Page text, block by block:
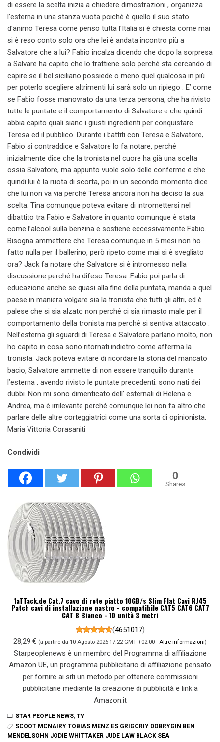
di essere la scelta inizia a chiedere dimostrazioni , organizza
l’esterna in una stanza vuota poiché è quello il suo stato
d’animo Teresa come penso tutta l’Italia si è chiesta come mai
si è reso conto solo ora che lei è andata incontro più a
Salvatore che a lui? Fabio incalza dicendo che dopo la sorpresa
a Salvare ha capito che lo trattiene solo perché sta cercando di
capire se il bel siciliano possiede o meno quel qualcosa in più
per poterlo scegliere altrimenti lui sarà solo un ripiego . E’ come
se Fabio fosse manovrato da una terza persona, che ha rivisto
tutte le puntate e il comportamento di Salvatore e che quindi
abbia capito quali siano i giusti ingredienti per conquistare
Teresa ed il pubblico. Durante i battiti con Teresa e Salvatore,
Fabio si contraddice e Salvatore lo fa notare, perché
inizialmente dice che la tronista nel cuore ha già una scelta
ossia Salvatore, ma appunto vuole solo delle conferme e che
quindi lui è la ruota di scorta, poi in un secondo momento dice
che lui non va via perchè Teresa ancora non ha deciso la sua
scelta. Tina comunque poteva evitare di intromettersi nel
dibattito tra Fabio e Salvatore in quanto comunque è stata
come l’alcool sulla benzina e sostiene eccessivamente Fabio.
Bisogna ammettere che Teresa comunque in 5 mesi non ho
fatto nulla per il ballerino, però ripeto come mai si è svegliato
ora? Jack fa notare che Salvatore si è intromesso nella
discussione perché ha difeso Teresa .Fabio poi parla di
educazione anche se quasi alla fine della puntata, manda a quel
paese in maniera volgare sia la tronista che tutti gli altri, ed è
palese che si sia alzato non perché ci sia rimasto male per il
comportamento della tronista ma perché si sentiva attaccato .
Nell’esterna gli sguardi di Teresa e Salvatore parlano molto, non
ho capito in cosa sono ritornati indietro come afferma la
tronista. Jack poteva evitare di ricordare la storia del mancato
bacio, Salvatore ammette di non essere tranquillo durante
l’esterna , avendo rivisto le puntate precedenti, sono nati dei
dubbi. Non mi sono dimenticato dell’ esternali di Helena e
Andrea, ma è irrilevante perché comunque lei non fa altro che
parlare delle altre corteggiatrici come una sorta di opinionista.
Maria Vittoria Corasaniti
Condividi
0
Shares
1aTTack.de Cat.7 cavo di rete piatto 10GB/s Slim Flat Cavi RJ45
Patch cavi di installazione nastro - compatibile CAT5 CAT6 CAT7
CAT 8 Bianco - 10 unità 3 metri
(4651017)
28,29 € (a partire da 10 Agosto 2026 17:22 GMT +02:00 - Altre informazioni)
Starpeoplenews è un membro del Programma di affiliazione
Amazon UE, un programma pubblicitario di affiliazione pensato
per fornire ai siti un metodo per ottenere commissioni
pubblicitarie mediante la creazione di pubblicità e link a
Amazon.it
STAR PEOPLE NEWS, TV
SCOOT MCNAIRY TOBIAS MENZIES GRIGORIY DOBRYGIN BEN
MENDELSOHN JODIE WHITTAKER JUDE LAW BLACK SEA